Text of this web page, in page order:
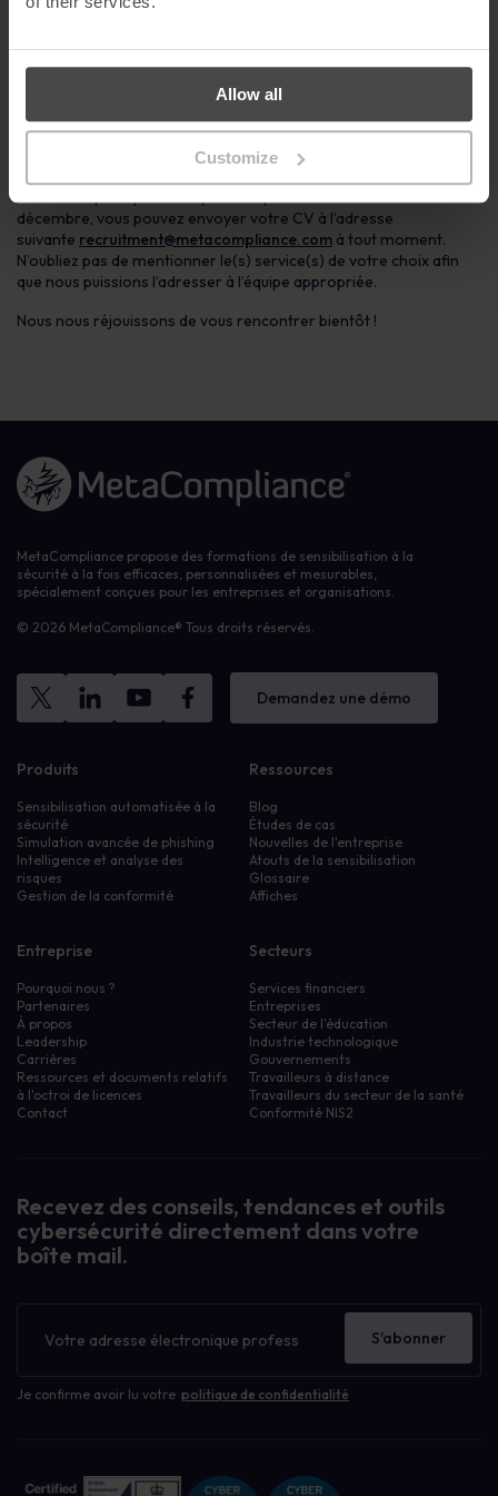
Allow all
Customize
**N’OUBLIEZ PAS QUE NOUS RECRUTONS DANS TOUS LES
Apportez votre CV le jour J afin que nous puissions nous assurer
qu’il atteigne les bonnes personnes, dans le bon département. Si
vous souhaitez faire un peu plus de recherche, jetez un coup d’œil
à notre blog ’10 raisons pour lesquelles vous aimeriez travailler
ici.
Pour ceux qui ne pourront pas être présents le vendredi 1er
décembre, vous pouvez envoyer votre CV à l’adresse
suivante recruitment@metacompliance.com à tout moment.
N’oubliez pas de mentionner le(s) service(s) de votre choix afin
que nous puissions l’adresser à l’équipe appropriée.
Nous nous réjouissons de vous rencontrer bientôt !
Lien vers la page d'accueil
MetaCompliance propose des formations de sensibilisation à la
sécurité à la fois efficaces, personnalisées et mesurables,
spécialement conçues pour les entreprises et organisations.
© 2026 MetaCompliance® Tous droits réservés.
Demandez une démo
Produits
Sensibilisation automatisée à la
sécurité
Simulation avancée de phishing
Intelligence et analyse des
risques
Gestion de la conformité
Ressources
Blog
Études de cas
Nouvelles de l'entreprise
Atouts de la sensibilisation
Glossaire
Affiches
Entreprise
Pourquoi nous ?
Partenaires
À propos
Leadership
Carrières
Ressources et documents relatifs
à l'octroi de licences
Contact
Secteurs
Services financiers
Entreprises
Secteur de l'éducation
Industrie technologique
Gouvernements
Travailleurs à distance
Travailleurs du secteur de la santé
Conformité NIS2
Recevez des conseils, tendances et outils
cybersécurité directement dans votre
boîte mail.
d'information
Je confirme avoir lu votre politique de confidentialité
S'abonner